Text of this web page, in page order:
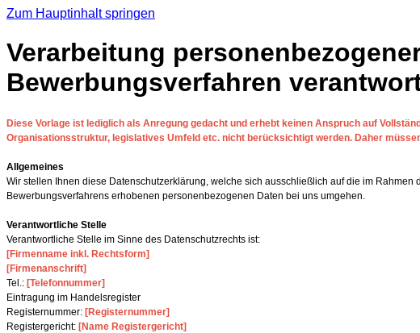
Zum Hauptinhalt springen
Verarbeitung
Bewerbungsverfahren
Diese Vorlage ist lediglich als Anregung gedacht und erhebt keinen Anspruch auf
Organisationsstruktur, legislatives Umfeld etc. nicht berücksichtigt werden. Daher
Allgemeines
Wir stellen Ihnen diese Datenschutzerklärung, welche sich ausschließlich auf die im
Bewerbungsverfahrens erhobenen personenbezogenen Daten bei uns umgehen.
Verantwortliche Stelle
Verantwortliche Stelle im Sinne des Datenschutzrechts ist:
[Firmenname inkl. Rechtsform]
[Firmenanschrift]
Tel.: [Telefonnummer]
Eintragung im Handelsregister
Registernummer: [Registernummer]
Registergericht: [Name Registergericht]